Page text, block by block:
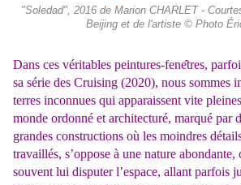
"Soledad", 2016 de Marion CHARLET -
Beijing et de l'artiste © Photo
Dans ces véritables peintures-fenetres,
sa série des Cruising (2020), nous sommes
terres inconnues qui apparaissent vite
monde ordonné et architecturé, marqué par
grandes constructions où les moindres
travaillés, s’oppose à une nature
souvent lui disputer l’espace, allant parfois